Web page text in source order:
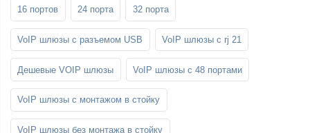
16 портов 24 порта 32 порта
VoIP шлюзы с разъемом USB VoIP шлюзы с rj 21
Дешевые VOIP шлюзы VoIP шлюзы с 48 портами
VoIP шлюзы с монтажом в стойку
VoIP шлюзы без монтажа в стойку